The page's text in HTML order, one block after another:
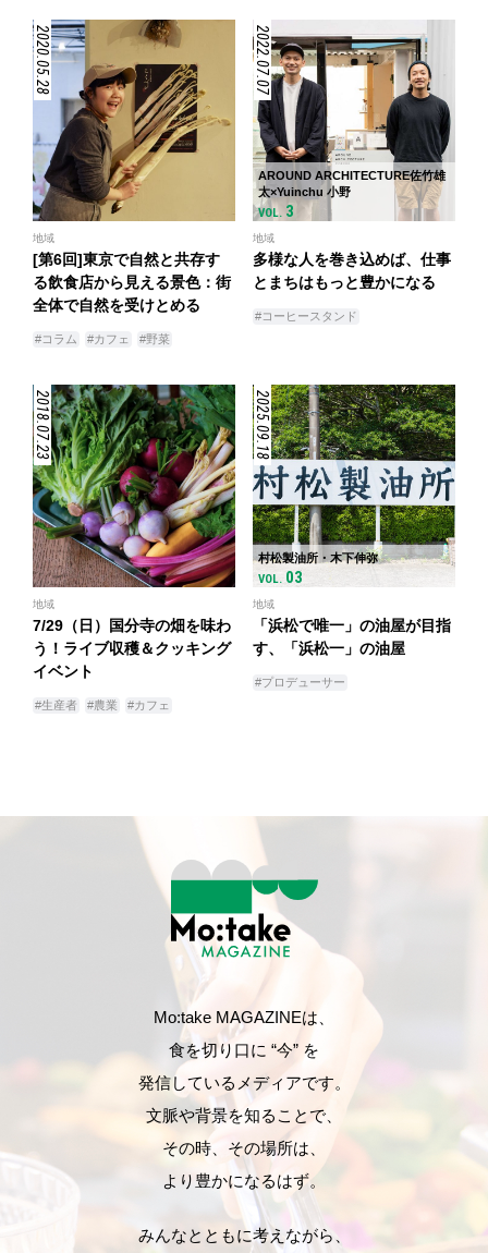
2020.05.28
地域
[第6回]東京で自然と共存す
る飲食店から見える景色：街
全体で自然を受けとめる
#コラム #カフェ #野菜
2022.07.07
AROUND ARCHITECTURE佐竹雄
太×Yuinchu 小野
VOL. 3
地域
多様な人を巻き込めば、仕事
とまちはもっと豊かになる
#コーヒースタンド
2018.07.23
地域
7/29（日）国分寺の畑を味わ
う！ライブ収穫＆クッキング
イベント
#生産者 #農業 #カフェ
2025.09.18
村松製油所・木下伸弥
VOL. 03
地域
「浜松で唯一」の油屋が目指
す、「浜松一」の油屋
#プロデューサー
Mo:take MAGAZINEは、
食を切り口に “今” を
発信しているメディアです。
文脈や背景を知ることで、
その時、その場所は、
より豊かになるはず。
みんなとともに考えながら、